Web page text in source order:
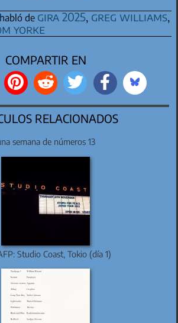
de gira 2025, greg williams,
yorke
COMPARTIR EN
RELACIONADOS
semana de números 13
Studio Coast, Tokio (día 1)